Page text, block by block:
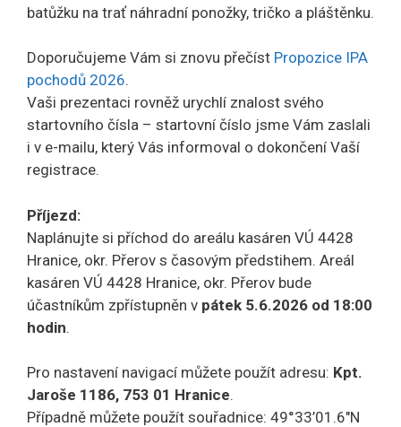
batůžku na trať náhradní ponožky, tričko a pláštěnku.
Doporučujeme Vám si znovu přečíst Propozice IPA
pochodů 2026.
Vaši prezentaci rovněž urychlí znalost svého
startovního čísla – startovní číslo jsme Vám zaslali
i v e-mailu, který Vás informoval o dokončení Vaší
registrace.
Příjezd:
Naplánujte si příchod do areálu kasáren VÚ 4428
Hranice, okr. Přerov s časovým předstihem. Areál
kasáren VÚ 4428 Hranice, okr. Přerov bude
účastníkům zpřístupněn v pátek 5.6.2026 od 18:00
hodin.
Pro nastavení navigací můžete použít adresu: Kpt.
Jaroše 1186, 753 01 Hranice.
Případně můžete použít souřadnice: 49°33’01.6″N